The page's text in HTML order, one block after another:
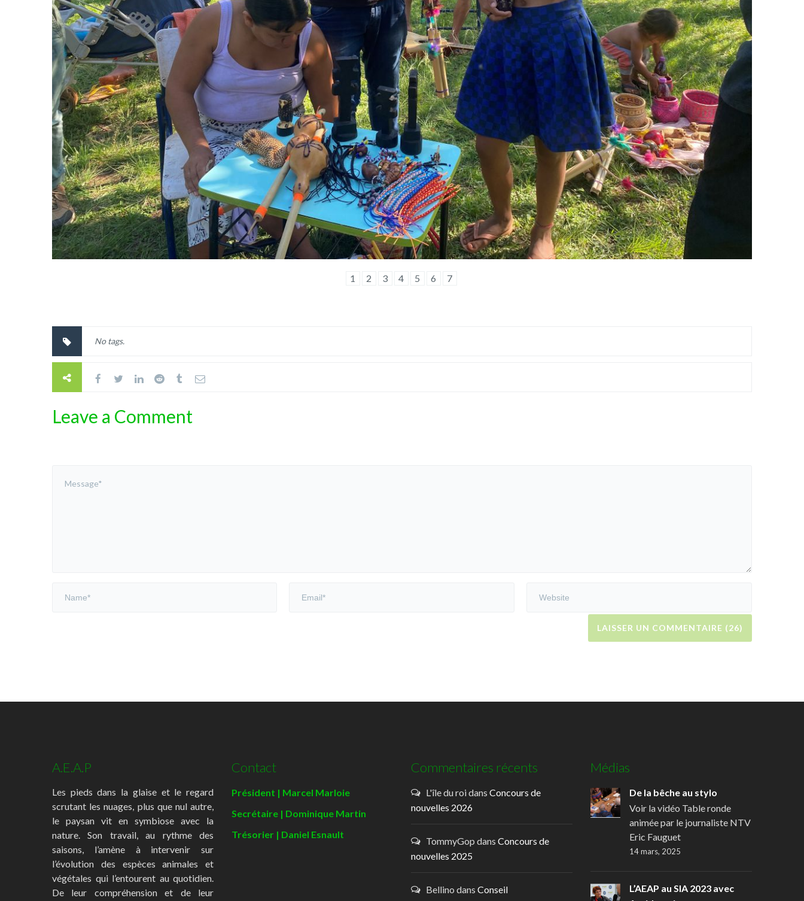
1 2 3 4 5 6 7
No tags.
Leave a Comment
A.E.A.P
Les pieds dans la glaise et le regard
scrutant les nuages, plus que nul autre,
le paysan vit en symbiose avec la
nature. Son travail, au rythme des
saisons, l’amène à intervenir sur
l’évolution des espèces animales et
végétales qui l’entourent au quotidien.
De leur compréhension et de leur
Contact
Président | Marcel Marloie
Secrétaire | Dominique Martin
Trésorier | Daniel Esnault
Commentaires récents
L'île du roidans Concours de
nouvelles 2026
TommyGop dans Concours de
nouvelles 2025
Bellino dans Conseil
Médias
De la bêche au stylo
Voir la vidéo Table ronde
animée par le journaliste NTV
Eric Fauguet
14 mars, 2025
L’AEAP au SIA 2023 avec